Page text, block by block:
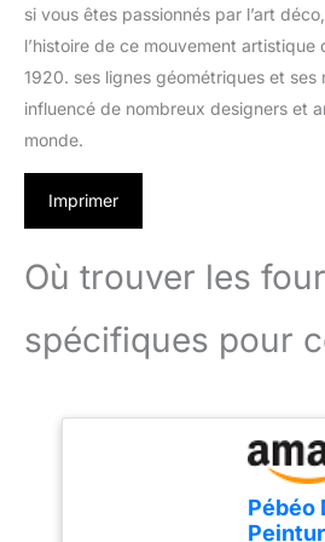
si vous êtes passionnés par l’art
l’histoire de ce mouvement artistique
1920. ses lignes géométriques et ses
influencé de nombreux designers et
monde.
Imprimer
Où trouver les
spécifiques pour
Pébéo